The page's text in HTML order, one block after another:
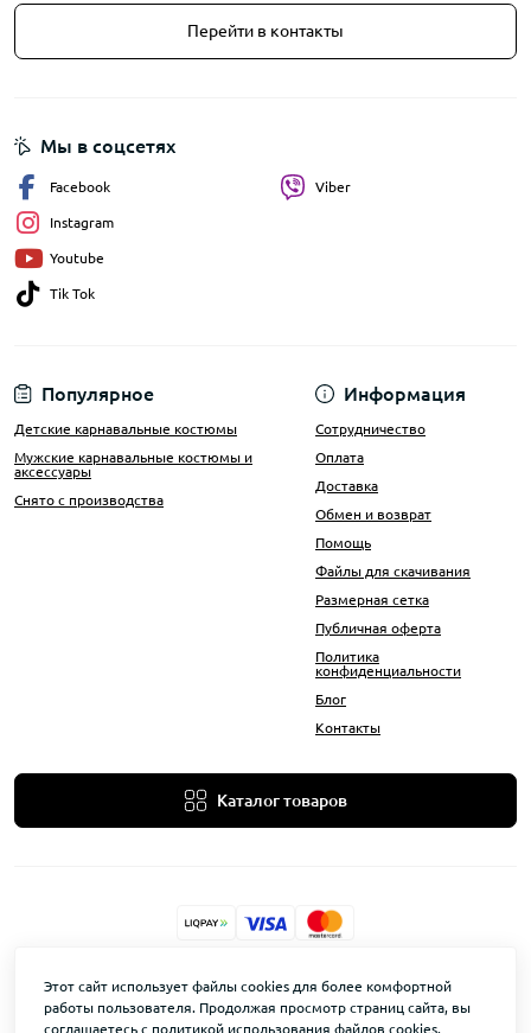
Перейти в контакты
Популярное
Детские карнавальные костюмы
Мужские карнавальные костюмы и
аксессуары
Снято с производства
Информация
Сотрудничество
Оплата
Доставка
Обмен и возврат
Помощь
Файлы для скачивания
Размерная сетка
Публичная оферта
Политика
конфиденциальности
Блог
Контакты
Каталог товаров
Мы в соцсетях
Facebook
Instagram
Youtube
Tik Tok
Viber
KovAle © 2026
Этот сайт использует файлы cookies для более комфортной
работы пользователя. Продолжая просмотр страниц сайта, вы
соглашаетесь с политикой использования файлов cookies.